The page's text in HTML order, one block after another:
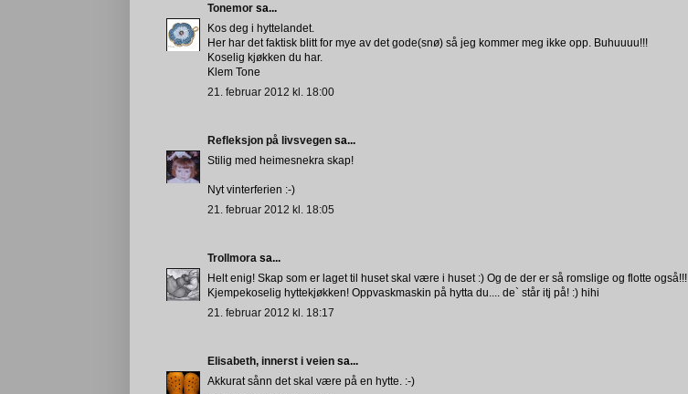
Tonemor sa...
Kos deg i hyttelandet.
Her har det faktisk blitt for mye av det gode(snø) så jeg kommer meg ikke opp. Buhuuuu!!!
Koselig kjøkken du har.
Klem Tone
21. februar 2012 kl. 18:00
Refleksjon på livsvegen sa...
Stilig med heimesnekra skap!
Nyt vinterferien :-)
21. februar 2012 kl. 18:05
Trollmora sa...
Helt enig! Skap som er laget til huset skal være i huset :) Og de der er så romslige og flotte også!!!
Kjempekoselig hyttekjøkken! Oppvaskmaskin på hytta du.... de` står itj på! :) hihi
21. februar 2012 kl. 18:17
Elisabeth, innerst i veien sa...
Akkurat sånn det skal være på en hytte. :-)